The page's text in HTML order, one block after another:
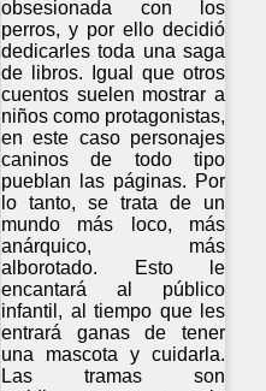
obsesionada con los
perros, y por ello decidió
dedicarles toda una saga
de libros. Igual que otros
cuentos suelen mostrar a
niños como protagonistas,
en este caso personajes
caninos de todo tipo
pueblan las páginas. Por
lo tanto, se trata de un
mundo más loco, más
anárquico, más
alborotado. Esto le
encantará al público
infantil, al tiempo que les
entrará ganas de tener
una mascota y cuidarla.
Las tramas son